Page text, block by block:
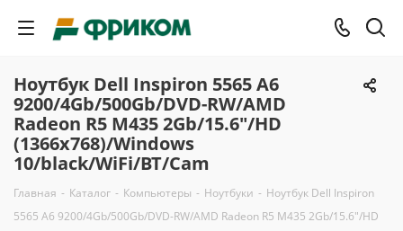
Ноутбук Dell Inspiron 5565 A6
9200/4Gb/500Gb/DVD-RW/AMD
Radeon R5 M435 2Gb/15.6"/HD
(1366x768)/Windows
10/black/WiFi/BT/Cam
Главная - Каталог - Компьютеры - Ноутбуки - Ноутбук Dell Inspiron
5565 A6 9200/4Gb/500Gb/DVD-RW/AMD Radeon R5 M435 2Gb/15.6"/HD